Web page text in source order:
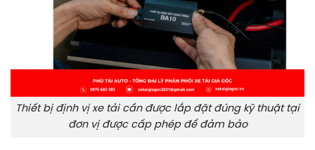
Thiết bị định vị xe tải cần được lắp đặt đúng kỹ thuật tại
đơn vị được cấp phép để đảm bảo